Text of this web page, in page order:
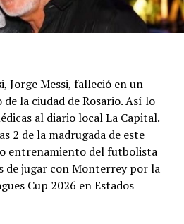
Jorge Messi, falleció en un
la ciudad de Rosario. Así lo
al diario local La Capital.
2 de la madrugada de este
entrenamiento del futbolista
de jugar con Monterrey por la
Cup 2026 en Estados